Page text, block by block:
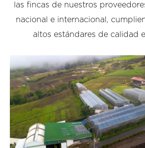
las fincas de nuestros
nacional e internacional,
altos estándares de calidad